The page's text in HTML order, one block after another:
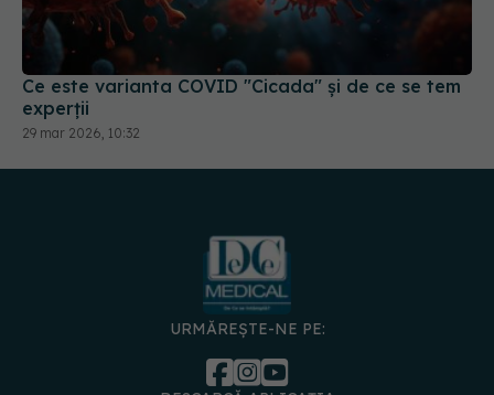
Ce este varianta COVID "Cicada" și de ce se tem
experții
29 mar 2026, 10:32
URMĂREȘTE-NE PE: